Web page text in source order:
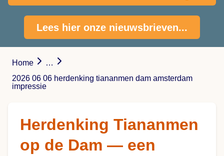
Lees hier onze nieuwsbrieven...
Home
…
2026 06 06 herdenking tiananmen dam amsterdam
impressie
Herdenking Tiananmen
op de Dam — een